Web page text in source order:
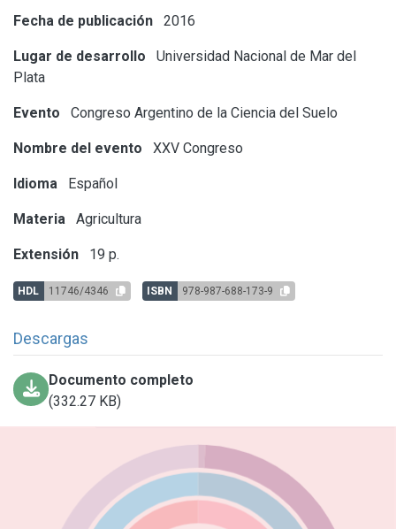
Fecha de publicación 2016
Lugar de desarrollo
Universidad Nacional de Mar del
Plata
Evento Congreso Argentino de la Ciencia del Suelo
Nombre del evento XXV Congreso
Idioma Español
Materia Agricultura
Extensión 19 p.
HDL 11746/4346 ISBN 978-987-688-173-9
Descargas
Documento completo
(332.27 KB)